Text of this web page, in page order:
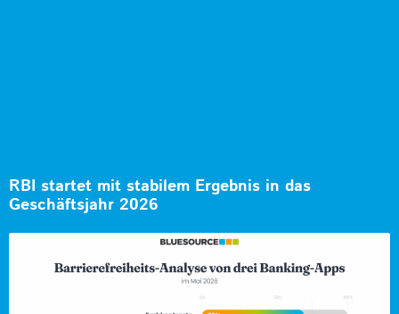
RBI startet mit stabilem Ergebnis in das
Geschäftsjahr 2026